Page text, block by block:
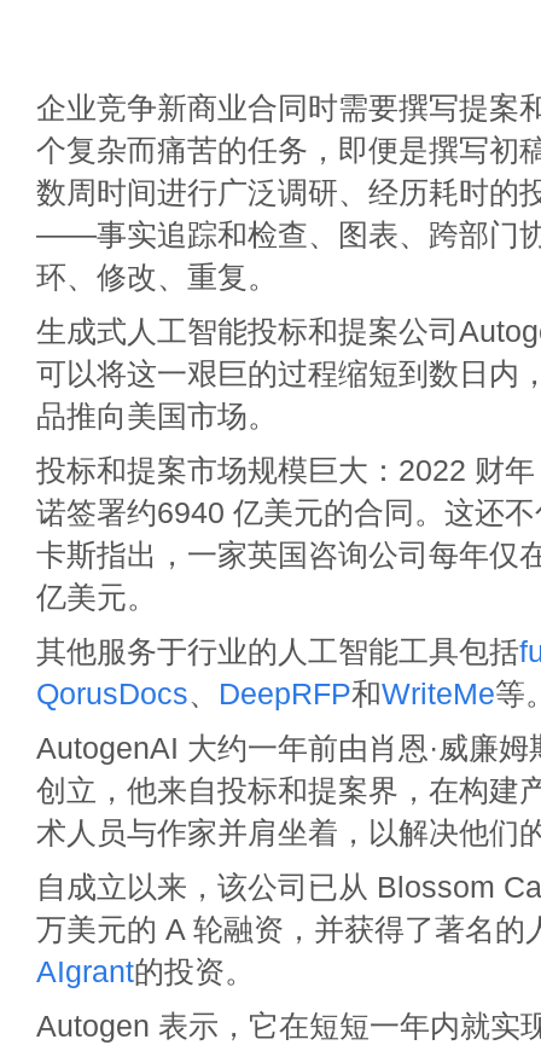
企业竞争新商业合同时需要撰写提案
个复杂而痛苦的任务，即便是撰写初
数周时间进行广泛调研、经历耗时的
——事实追踪和检查、图表、跨部门
环、修改、重复。
生成式人工智能投标和提案公司
可以将这一艰巨的过程缩短到数日内
品推向美国市场。
投标和提案市场规模巨大：2022 财
诺签署约6940 亿美元的合同。这还
卡斯指出，一家英国咨询公司每年仅
亿美元。
其他服务于行业的人工智能工具包括
QorusDocs、 DeepRFP和WriteMe等
AutogenAI 大约一年前由肖恩·威廉
创立，他来自投标和提案界，在构建
术人员与作家并肩坐着，以解决他们
自成立以来，该公司已从 Blossom
万美元的 A 轮融资，并获得了著名的
AIgrant的投资。
Autogen 表示，它在短短一年内就实